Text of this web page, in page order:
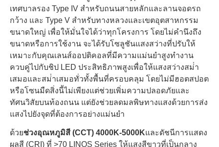
เทศบาลรอง Type IV สําหรับถนนสายหลักและลานจอดรถ
กว้าง และ Type V สําหรับทางหลวงและเขตอุตสาหกรรม
ขนาดใหญ่ เพื่อให้มั่นใจได้ว่าทุกโครงการ โดยไม่คํานึงถึง
ขนาดหรือการใช้งาน จะได้รับโซลูชันแสงสว่างที่ปรับให้
เหมาะกับคุณเลนส์ออปติคอลที่มีความแม่นยําสูงทํางาน
ควบคู่ไปกับชิป LED ประสิทธิภาพสูงเพื่อให้แสงสว่างสม่ํา
เสมอและสม่ําเสมอทั่วทั้งพื้นที่ครอบคลุม โดยไม่มีฮอตสปอต
หรือโซนมืดสิ่งนี้ไม่เพียงแต่ช่วยเพิ่มความปลอดภัยและ
ทัศนวิสัยบนท้องถนน แต่ยังช่วยลดมลพิษทางแสงด้วยการส่ง
แสงไปยังจุดที่ต้องการอย่างแม่นยํา
ด้วยช่วงอุณหภูมิสี (CCT) 4000K-5000Kและดัชนีการแสดง
ผลสี (CRI) ที่ >70 LINOS Series ให้แสงสีขาวที่เป็นกลาง